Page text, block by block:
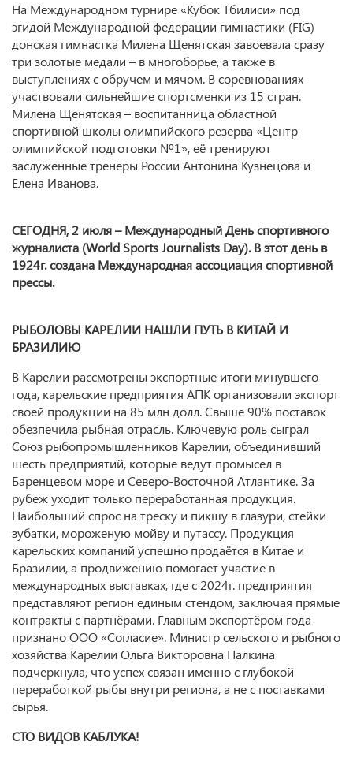
На Международном турнире «Кубок Тбилиси» под
эгидой Международной федерации гимнастики (FIG)
донская гимнастка Милена Щенятская завоевала сразу
три золотые медали – в многоборье, а также в
выступлениях с обручем и мячом. В соревнованиях
участвовали сильнейшие спортсменки из 15 стран.
Милена Щенятская – воспитанница областной
спортивной школы олимпийского резерва «Центр
олимпийской подготовки №1», её тренируют
заслуженные тренеры России Антонина Кузнецова и
Елена Иванова.
СЕГОДНЯ,2 июля – Международный День спортивного
журналиста (World Sports Journalists Day). В этот день в
1924г. создана Международная ассоциация спортивной
прессы.
РЫБОЛОВЫ КАРЕЛИИ НАШЛИ ПУТЬ В КИТАЙ И
БРАЗИЛИЮ
В Карелии рассмотрены экспортные итоги минувшего
года, карельские предприятия АПК организовали экспорт
своей продукции на 85 млн долл. Свыше 90% поставок
обезпечила рыбная отрасль. Ключевую роль сыграл
Союз рыбопромышленников Карелии, объединивший
шесть предприятий, которые ведут промысел в
Баренцевом море и Северо-Восточной Атлантике. За
рубеж уходит только переработанная продукция.
Наибольший спрос на треску и пикшу в глазури, стейки
зубатки, мороженую мойву и путассу. Продукция
карельских компаний успешно продаётся в Китае и
Бразилии, а продвижению помогает участие в
международных выставках, где с 2024г. предприятия
представляют регион единым стендом, заключая прямые
контракты с партнёрами. Главным экспортёром года
признано ООО «Согласие». Министр сельского и рыбного
хозяйства Карелии Ольга Викторовна Палкина
подчеркнула, что успех связан именно с глубокой
переработкой рыбы внутри региона, а не с поставками
сырья.
СТО ВИДОВ КАБЛУКА!